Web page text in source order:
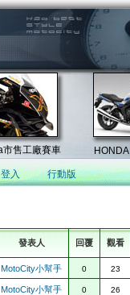
登入 行動版
發表人 回覆 觀看
MotoCity小幫手 0 23
MotoCity小幫手 0 26